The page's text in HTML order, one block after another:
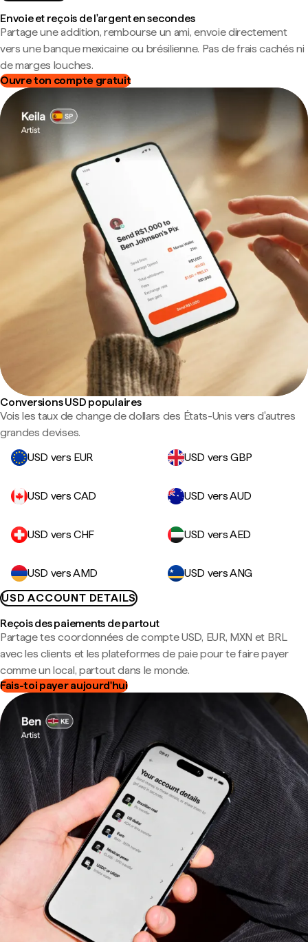
Envoie et reçois de l'argent en secondes
Partage une addition, rembourse un ami, envoie directement
vers une banque mexicaine ou brésilienne. Pas de frais cachés ni
de marges louches.
Ouvre ton compte gratuit
Conversions USD populaires
Vois les taux de change de dollars des États-Unis vers d'autres
grandes devises.
USD vers EUR
USD vers GBP
USD vers CAD USD vers AUD
USD vers CHF USD vers AED
USD vers AMD
USD vers ANG
USD ACCOUNT DETAILS
Reçois des paiements de partout
Partage tes coordonnées de compte USD, EUR, MXN et BRL
avec les clients et les plateformes de paie pour te faire payer
comme un local, partout dans le monde.
Fais-toi payer aujourd'hui